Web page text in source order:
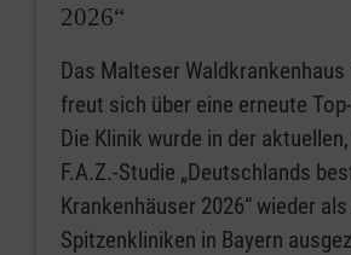
2026“
Das Malteser Waldkrankenhaus
freut sich über eine erneute
Die Klinik wurde in der
F.A.Z.-Studie „Deutschlands
Krankenhäuser 2026“ wieder
Spitzenkliniken in Bayern